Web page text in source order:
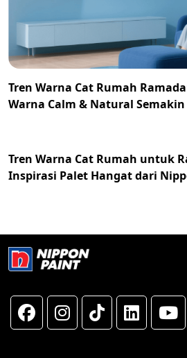
Tren Warna Cat Rumah
Warna Calm & Natural Semakin
Tren Warna Cat Rumah untuk
Inspirasi Palet Hangat dari